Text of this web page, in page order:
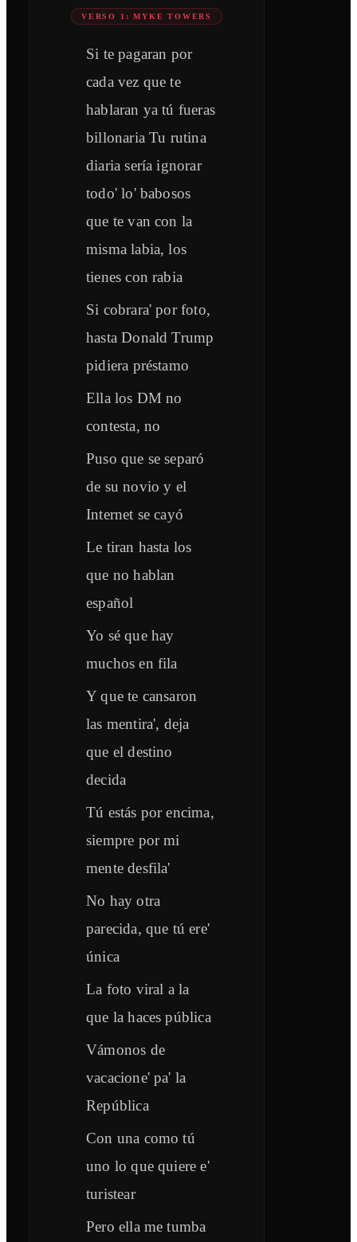
VERSO 1: MYKE TOWERS
Si te pagaran por
cada vez que te
hablaran ya tú fueras
billonaria Tu rutina
diaria sería ignorar
todo' lo' babosos
que te van con la
misma labia, los
tienes con rabia
Si cobrara' por foto,
hasta Donald Trump
pidiera préstamo
Ella los DM no
contesta, no
Puso que se separó
de su novio y el
Internet se cayó
Le tiran hasta los
que no hablan
español
Yo sé que hay
muchos en fila
Y que te cansaron
las mentira', deja
que el destino
decida
Tú estás por encima,
siempre por mi
mente desfila'
No hay otra
parecida, que tú ere'
única
La foto viral a la
que la haces pública
Vámonos de
vacacione' pa' la
República
Con una como tú
uno lo que quiere e'
turistear
Pero ella me tumba